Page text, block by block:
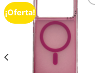
¡Oferta!